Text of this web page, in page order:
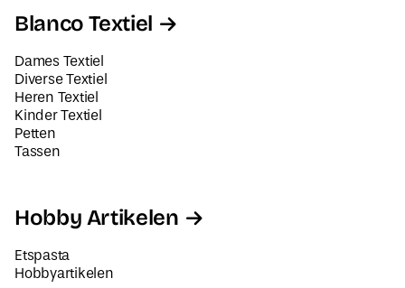
Blanco Textiel
Dames Textiel
Diverse Textiel
Heren Textiel
Kinder Textiel
Petten
Tassen
Hobby Artikelen
Etspasta
Hobbyartikelen